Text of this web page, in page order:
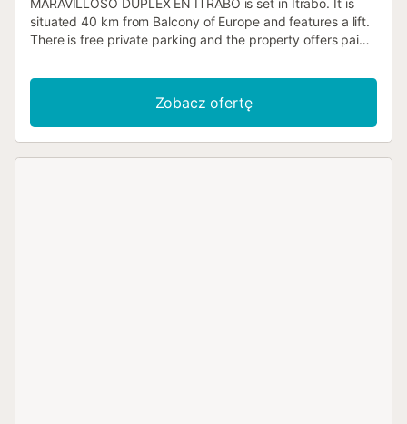
MARAVILLOSO DUPLEX EN ÍTRABO is set in Ítrabo. It is
situated 40 km from Balcony of Europe and features a lift.
There is free private parking and the property offers paid
Zobacz ofertę